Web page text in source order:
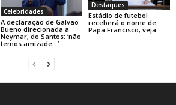
Celebridades
A declaração de Galvão
Bueno direcionada a
Neymar, do Santos: ‘não
temos amizade…’
Destaques
Estádio de futebol
receberá o nome de
Papa Francisco; veja